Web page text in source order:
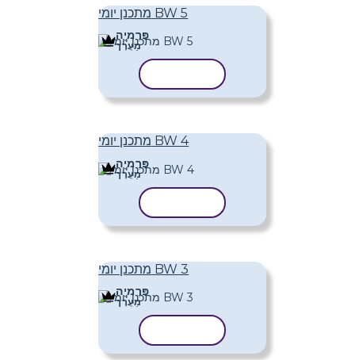
מתכנן יומי BW 5
פּרֶמיָה
מַעֲרָך
מתכנן יומי BW 4
פּרֶמיָה
מַעֲרָך
מתכנן יומי BW 3
פּרֶמיָה
מַעֲרָך